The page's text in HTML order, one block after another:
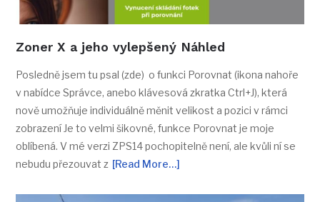
Zoner X a jeho vylepšený Náhled
Posledně jsem tu psal (zde) o funkci Porovnat (ikona nahoře
v nabídce Správce, anebo klávesová zkratka Ctrl+J), která
nově umožňuje individuálně měnit velikost a pozici v rámci
zobrazení Je to velmi šikovné, funkce Porovnat je moje
oblíbená. V mé verzi ZPS14 pochopitelně není, ale kvůli ní se
nebudu přezouvat z [Read More…]